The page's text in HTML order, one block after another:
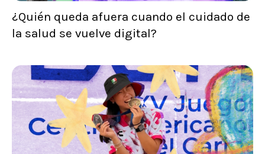
¿Quién queda afuera cuando el cuidado de
la salud se vuelve digital?